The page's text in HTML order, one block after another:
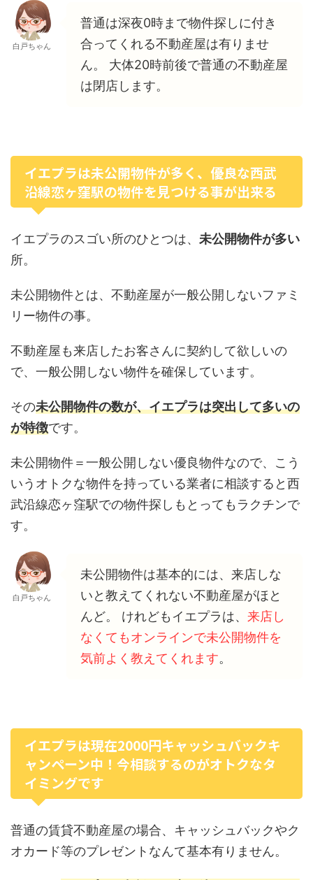
白戸ちゃん
普通は深夜0時まで物件探しに付き
合ってくれる不動産屋は有りませ
ん。 大体20時前後で普通の不動産屋
は閉店します。
イエプラは未公開物件が多く、優良な西武
沿線恋ヶ窪駅の物件を見つける事が出来る
イエプラのスゴい所のひとつは、 未公開物件が多い
所。
未公開物件とは、不動産屋が一般公開しないファミ
リー物件の事。
不動産屋も来店したお客さんに契約して欲しいの
で、一般公開しない物件を確保しています。
その未公開物件の数が、イエプラは突出して多いの
が特徴です。
未公開物件＝一般公開しない優良物件なので、こう
いうオトクな物件を持っている業者に相談すると西
武沿線恋ヶ窪駅での物件探しもとってもラクチンで
す。
白戸ちゃん
未公開物件は基本的には、来店しな
いと教えてくれない不動産屋がほと
んど。 けれどもイエプラは、 来店し
なくてもオンラインで未公開物件を
気前よく教えてくれます。
イエプラは現在2000円キャッシュバックキ
ャンペーン中！今相談するのがオトクなタ
イミングです
普通の賃貸不動産屋の場合、キャッシュバックやク
オカード等のプレゼントなんて基本有りません。